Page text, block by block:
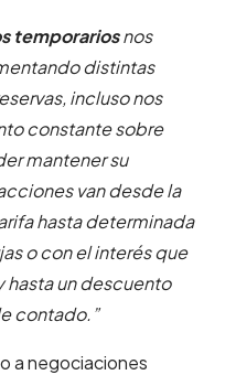
temporariosnos
distintas
incluso nos
constante sobre
mantener su
van desde la
hasta determinada
o con el interés que
hasta un descuento
contado.”
a negociaciones